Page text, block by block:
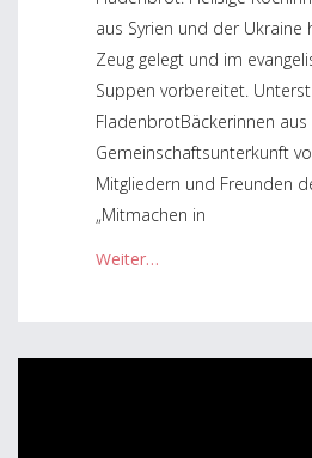
aus Syrien und der Ukraine
Zeug gelegt und im
Suppen vorbereitet.
FladenbrotBäckerinnen
Gemeinschaftsunterkunft
Mitgliedern und Freunden
„Mitmachen in
Weiter…